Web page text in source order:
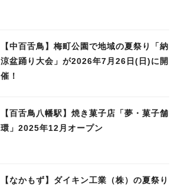
【中百舌鳥】梅町公園で地域の夏祭り「納
涼盆踊り大会」が2026年7月26日(日)に開
催！
【百舌鳥八幡駅】焼き菓子店「夢・菓子舗
環」2025年12月オープン
【なかもず】ダイキン工業（株）の夏祭り